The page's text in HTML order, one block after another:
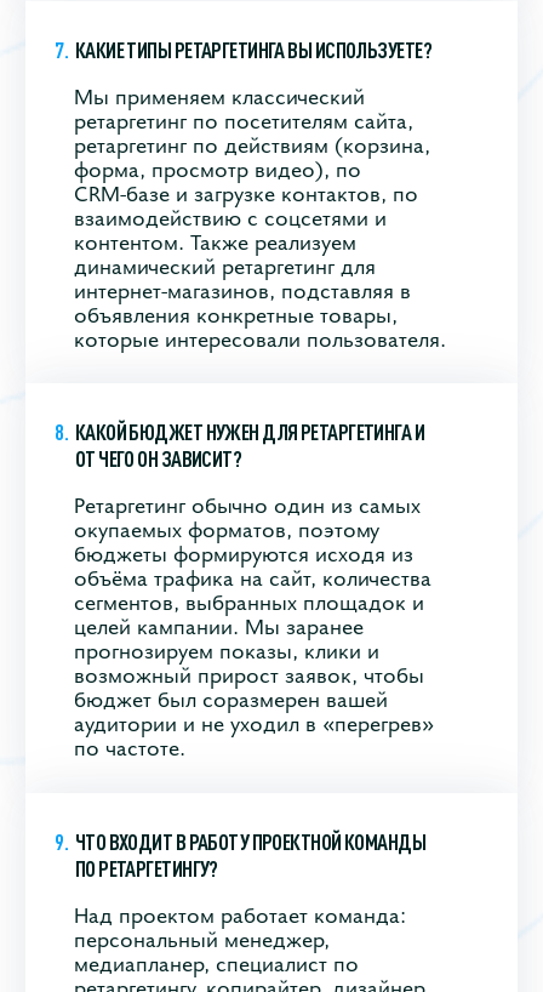
КАКИЕ ТИПЫ РЕТАРГЕТИНГА ВЫ ИСПОЛЬЗУЕТЕ?
Мы применяем классический
ретаргетинг по посетителям сайта,
ретаргетинг по действиям (корзина,
форма, просмотр видео), по
CRM‑базе и загрузке контактов, по
взаимодействию с соцсетями и
контентом. Также реализуем
динамический ретаргетинг для
интернет‑магазинов, подставляя в
объявления конкретные товары,
которые интересовали пользователя.
КАКОЙ БЮДЖЕТ НУЖЕН ДЛЯ РЕТАРГЕТИНГА И
ОТ ЧЕГО ОН ЗАВИСИТ?
Ретаргетинг обычно один из самых
окупаемых форматов, поэтому
бюджеты формируются исходя из
объёма трафика на сайт, количества
сегментов, выбранных площадок и
целей кампании. Мы заранее
прогнозируем показы, клики и
возможный прирост заявок, чтобы
бюджет был соразмерен вашей
аудитории и не уходил в «перегрев»
по частоте.
ЧТО ВХОДИТ В РАБОТУ ПРОЕКТНОЙ КОМАНДЫ
ПО РЕТАРГЕТИНГУ?
Над проектом работает команда:
персональный менеджер,
медиапланер, специалист по
ретаргетингу, копирайтер, дизайнер,